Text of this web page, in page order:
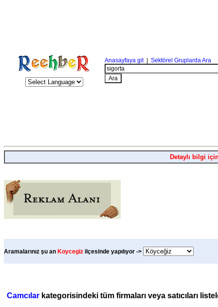
Anasayfaya git| Sektörel Gruplarda Ara
Detaylı bilgi
Aramalarınız şu an Koycegiz ilçesinde yapılıyor ->
Camcılar kategorisindeki tüm firmaları veya satıcıları